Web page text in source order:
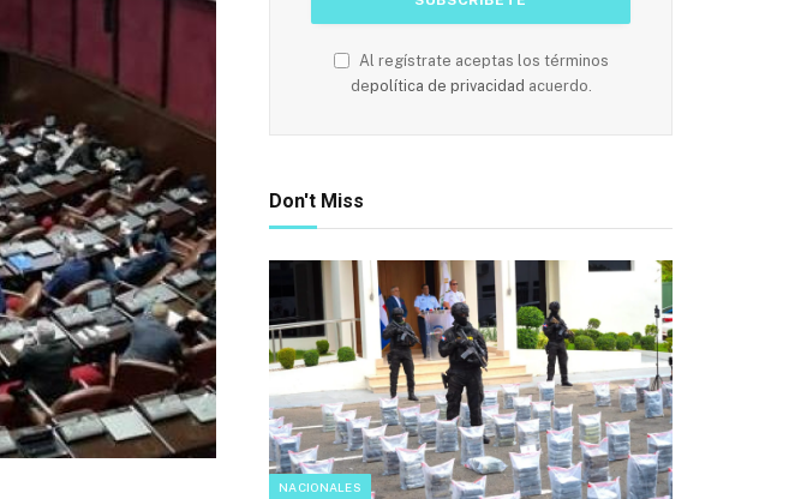
Al regístrate aceptas los términos
depolítica de privacidad acuerdo.
Don't Miss
NACIONALES